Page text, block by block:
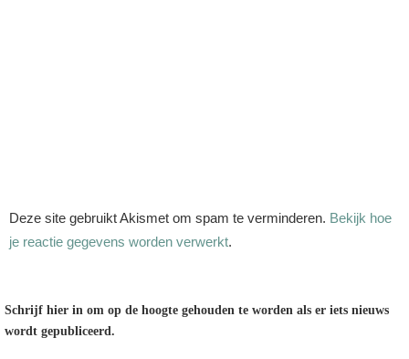
Deze site gebruikt Akismet om spam te verminderen. Bekijk hoe
je reactie gegevens worden verwerkt.
Schrijf hier in om op de hoogte gehouden te worden als er iets nieuws
wordt gepubliceerd.